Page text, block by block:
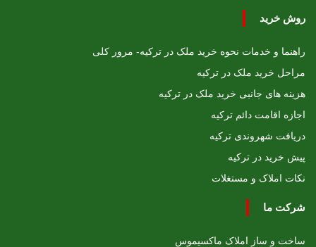
روش خرید
راهنما و خدمات نحوه خرید ملک در ترکیه- مرور کلی
مراحل خرید ملک در ترکیه
هزینه های جانبی خرید ملک در ترکیه
اجازه اقامت دائم ترکیه
دریافت شهروندی ترکیه
پیش خرید در ترکیه
نکات املاک و مستغلات
شرکت ما
ساخت و ساز املاک ماکسیموس